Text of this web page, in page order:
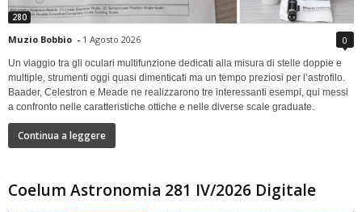
280
Muzio Bobbio - 1 Agosto 2026 0
Un viaggio tra gli oculari multifunzione dedicati alla misura di stelle doppie e
multiple, strumenti oggi quasi dimenticati ma un tempo preziosi per l’astrofilo.
Baader, Celestron e Meade ne realizzarono tre interessanti esempi, qui messi
a confronto nelle caratteristiche ottiche e nelle diverse scale graduate.
Continua a leggere
Coelum Astronomia 281 IV/2026 Digitale